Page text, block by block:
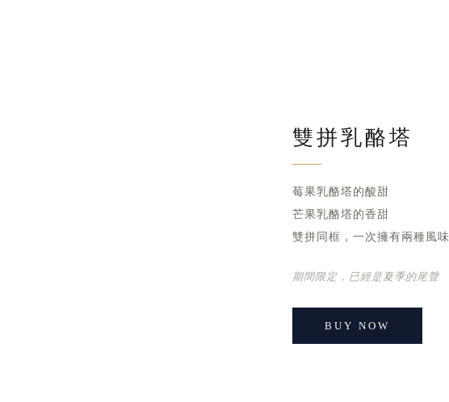
雙拼乳酪塔
莓果乳酪塔的酸甜
芒果乳酪塔的香甜
雙拼同框，一次擁有兩種風味
期間限定，已經是夏季的尾聲
BUY NOW